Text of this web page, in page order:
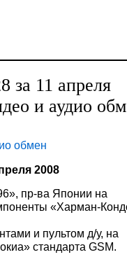
за 11 апреля
и аудио
обмен
2008
пр-ва Японии на
«Харман-
и пультом д/у, на
стандарта GSM.